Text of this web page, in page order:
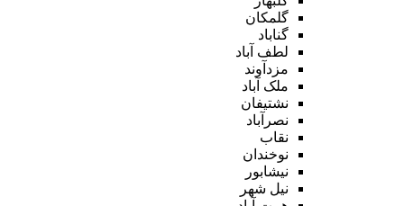
گلمکان
گناباد
لطف آباد
مزدآوند
ملک آباد
نشتیفان
نصرآباد
نقاب
نوخندان
نیشابور
نیل شهر